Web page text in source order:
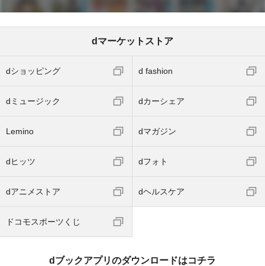
dマーケットストア
dショッピング d fashion
dミュージック dカーシェア
Lemino dマガジン
dヒッツ dフォト
dアニメストア dヘルスケア
ドコモスポーツくじ
dブックアプリのダウンロードはコチラ